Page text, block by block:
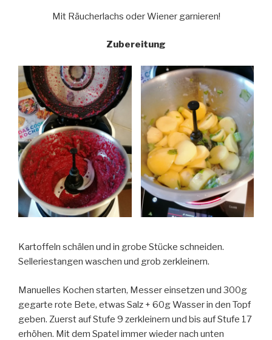
Mit Räucherlachs oder Wiener garnieren!
Zubereitung
Kartoffeln schälen und in grobe Stücke schneiden.
Selleriestangen waschen und grob zerkleinern.
Manuelles Kochen starten, Messer einsetzen und 300g
gegarte rote Bete, etwas Salz + 60g Wasser in den Topf
geben. Zuerst auf Stufe 9 zerkleinern und bis auf Stufe 17
erhöhen. Mit dem Spatel immer wieder nach unten